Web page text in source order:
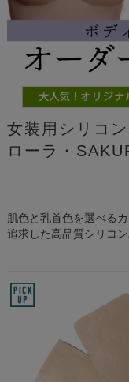
女装用シリコ
ローラ・
肌色と乳首色を選べる
追求した高品質シリコン